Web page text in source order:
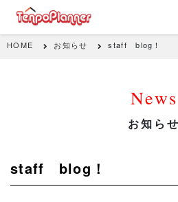
HOME お知らせ staff blog！
News
お知らせ
staff blog！